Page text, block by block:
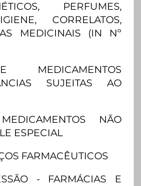
PERFUMES,
CORRELATOS,
MEDICINAIS (IN Nº
MEDICAMENTOS
SUJEITAS AO
NÃO
ESPECIAL
FARMACÊUTICOS
- FARMÁCIAS E